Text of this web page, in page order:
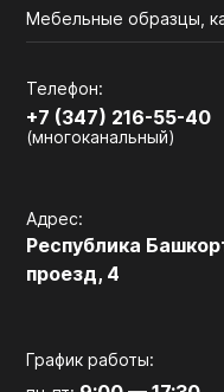
Мебельные образцы,
Телефон:
+7 (347) 216-55-40
(многоканальный)
Адрес:
Республика
проезд, 4
График работы: